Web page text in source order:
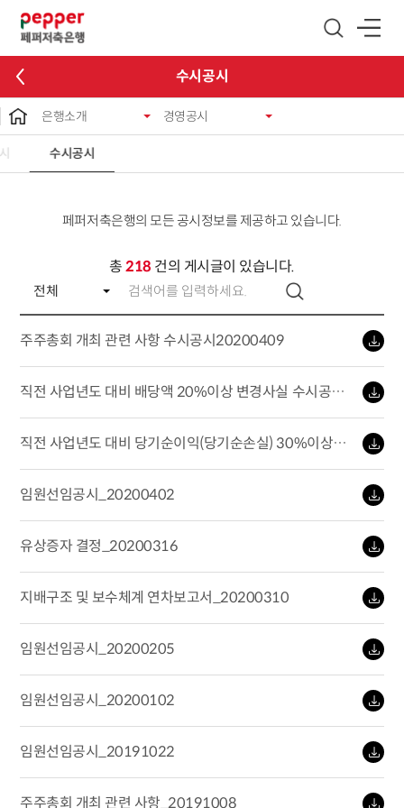
수시공시
은행소개 경영공시
수시공시
페퍼저축은행의 모든 공시정보를 제공하고 있습니다.
총218 건의 게시글이 있습니다.
주주총회 개최 관련 사항 수시공시20200409
직전 사업년도 대비 배당액 20%이상 변경사실 수시공시
20200409
직전 사업년도 대비 당기순이익(당기순손실) 30%이상
변경 사실_20200409
임원선임공시_20200402
유상증자 결정_20200316
지배구조 및 보수체계 연차보고서_20200310
임원선임공시_20200205
임원선임공시_20200102
임원선임공시_20191022
주주총회 개최 관련 사항_20191008